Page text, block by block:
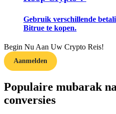
Leer hoe u winstgevend kunt
Verdienen
Gebruik verschillende
Bitrue te kopen.
Begin Nu Aan Uw Crypto Reis!
Aanmelden
Populaire mubarak
conversies